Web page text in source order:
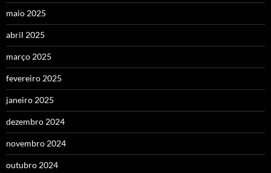
maio 2025
abril 2025
março 2025
fevereiro 2025
janeiro 2025
dezembro 2024
novembro 2024
outubro 2024